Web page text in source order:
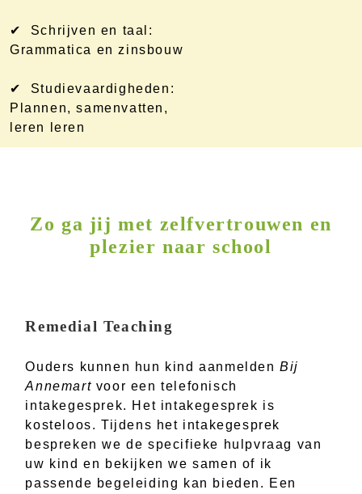
✔ Schrijven en taal:
Grammatica en zinsbouw
✔ Studievaardigheden:
Plannen, samenvatten,
leren leren
Zo ga jij met zelfvertrouwen en
plezier naar school
Remedial Teaching
Ouders kunnen hun kind aanmeldenBij
Annemart voor een telefonisch
intakegesprek. Het intakegesprek is
kosteloos. Tijdens het intakegesprek
bespreken we de specifieke hulpvraag van
uw kind en bekijken we samen of ik
passende begeleiding kan bieden. Een